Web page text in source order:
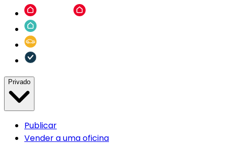
Privado
Publicar
Vender a uma oficina